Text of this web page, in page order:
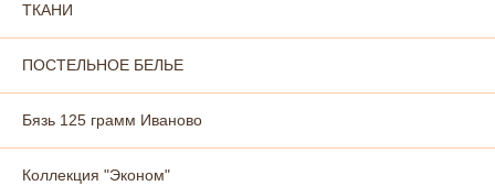
ТКАНИ
ПОСТЕЛЬНОЕ БЕЛЬЕ
Бязь 125 грамм Иваново
Коллекция "Эконом"